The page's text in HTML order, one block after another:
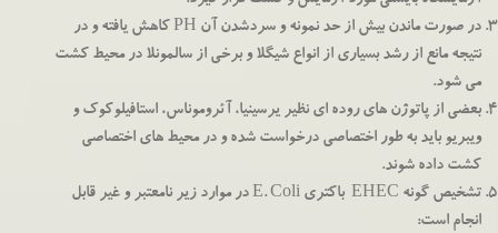
در صورت ماندن بيش از حد نمونه و سردشدن آن PH كاهش يافته و در
نتيجه مانع از رشد بسياري از انواع شيگلا و برخي از سالمونلا در محيط كشت
مي شود.
بعضی از پاتوژن های روده ای نظیر یرسینیا، آئروموناس، استافیلوکوک و
ویبریو باید به طور اختصاصی درخواست شده و در محیط های اختصاصی
کشت داده شوند.
تشخیص گونه EHEC باکتری E. Coli در موارد زیر نامعتبر و غیر قابل
انجام است: